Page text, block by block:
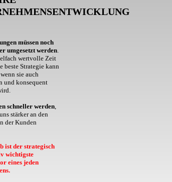
müssen noch
umgesetzt werden.
wertvolle Zeit
beste Strategie kann
sie auch
und konsequent
schneller werden,
stärker an den
der Kunden
ist der strategisch
wichtigste
eines jeden